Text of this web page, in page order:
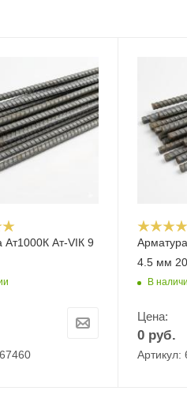
Ат1000К Ат-VIК 9
4.5 мм
В
Цена:
0руб.
Артикул: